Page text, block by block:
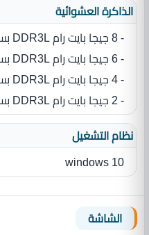
الذاكرة العشوائية
- 8 جيجا بايت رام DDR3L بسرعة 1600 هيرتز
- 6 جيجا بايت رام DDR3L بسرعة 1600 هيرتز
- 4 جيجا بايت رام DDR3L بسرعة 1600 هيرتز
- 2 جيجا بايت رام DDR3L بسرعة 1600 هيرتز
نظام التشغيل
windows 10
الشاشة